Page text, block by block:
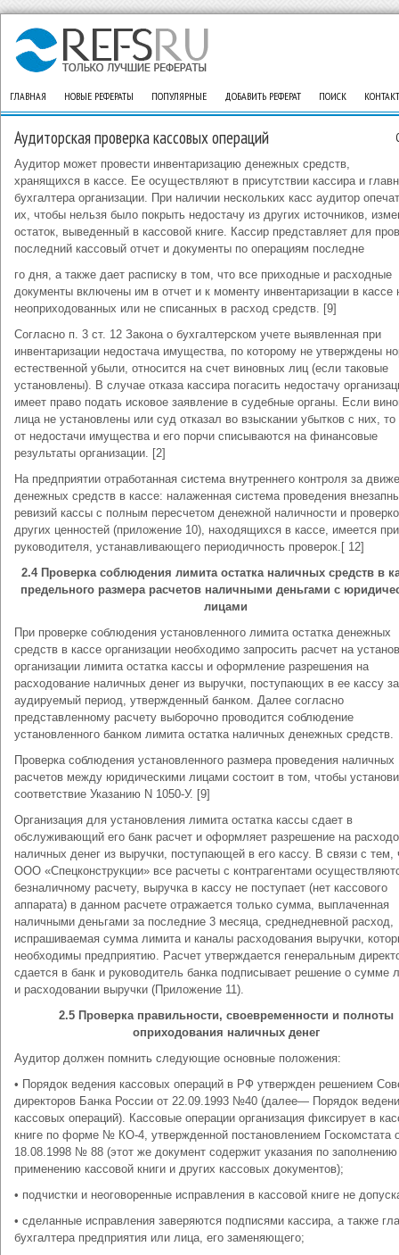
ГЛАВНАЯ НОВЫЕ РЕФЕРАТЫ ПОПУЛЯРНЫЕ ДОБАВИТЬ РЕФЕРАТ ПОИСК
Аудиторская проверка кассовых операций
Аудитор может провести инвентаризацию денежных средств,
хранящихся в кассе. Ее осуществляют в присутствии кассира и
бухгалтера организации. При наличии нескольких касс аудитор
их, чтобы нельзя было покрыть недостачу из других источников,
остаток, выведенный в кассовой книге. Кассир представляет для
последний кассовый отчет и документы по операциям последне
го дня, а также дает расписку в том, что все приходные и расходные
документы включены им в отчет и к моменту инвентаризации в кассе
неоприходованных или не списанных в расход средств. [9]
Согласно п. 3 ст. 12 Закона о бухгалтерском учете выявленная при
инвентаризации недостача имущества, по которому не утверждены
естественной убыли, относится на счет виновных лиц (если таковые
установлены). В случае отказа кассира погасить недостачу
имеет право подать исковое заявление в судебные органы. Если
лица не установлены или суд отказал во взыскании убытков с них, то
от недостачи имущества и его порчи списываются на финансовые
результаты организации. [2]
На предприятии отработанная система внутреннего контроля за
денежных средств в кассе: налаженная система проведения
ревизий кассы с полным пересчетом денежной наличности и
других ценностей (приложение 10), находящихся в кассе, имеется
руководителя, устанавливающего периодичность проверок.[ 12]
2.4 Проверка соблюдения лимита остатка наличных средств в
предельного размера расчетов наличными деньгами с
лицами
При проверке соблюдения установленного лимита остатка денежных
средств в кассе организации необходимо запросить расчет на
организации лимита остатка кассы и оформление разрешения на
расходование наличных денег из выручки, поступающих в ее кассу за
аудируемый период, утвержденный банком. Далее согласно
представленному расчету выборочно проводится соблюдение
установленного банком лимита остатка наличных денежных средств.
Проверка соблюдения установленного размера проведения наличных
расчетов между юридическими лицами состоит в том, чтобы
соответствие Указанию N 1050-У. [9]
Организация для установления лимита остатка кассы сдает в
обслуживающий его банк расчет и оформляет разрешение на
наличных денег из выручки, поступающей в его кассу. В связи с тем,
ООО «Спецконструкции» все расчеты с контрагентами
безналичному расчету, выручка в кассу не поступает (нет кассового
аппарата) в данном расчете отражается только сумма, выплаченная
наличными деньгами за последние 3 месяца, среднедневной расход,
испрашиваемая сумма лимита и каналы расходования выручки,
необходимы предприятию. Расчет утверждается генеральным
сдается в банк и руководитель банка подписывает решение о сумме
и расходовании выручки (Приложение 11).
2.5 Проверка правильности, своевременности и полноты
оприходования наличных денег
Аудитор должен помнить следующие основные положения:
• Порядок ведения кассовых операций в РФ утвержден решением
директоров Банка России от 22.09.1993 №40 (далее— Порядок
кассовых операций). Кассовые операции организация фиксирует в
книге по форме № КО-4, утвержденной постановлением Госкомстата
18.08.1998 № 88 (этот же документ содержит указания по
применению кассовой книги и других кассовых документов);
• подчистки и неоговоренные исправления в кассовой книге не
• сделанные исправления заверяются подписями кассира, а также
бухгалтера предприятия или лица, его заменяющего;